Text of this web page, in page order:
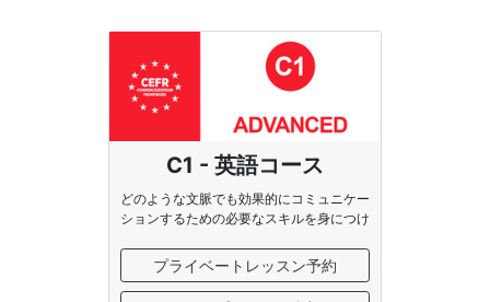
C1 - 英語コース
どのような文脈でも効果的にコミュニケー
ションするための必要なスキルを身につけ
プライベートレッスン予約